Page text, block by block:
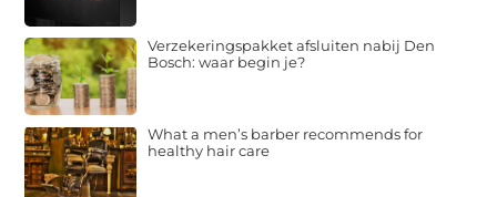
Verzekeringspakket afsluiten nabij Den
Bosch: waar begin je?
What a men’s barber recommends for
healthy hair care